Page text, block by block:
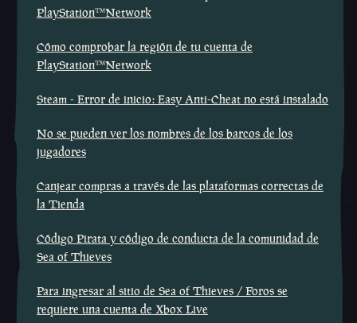
PlayStation™Network
Cómo comprobar la región de tu cuenta de
PlayStation™Network
Steam - Error de inicio: Easy Anti-Cheat no está instalado
No se pueden ver los nombres de los barcos de los
jugadores
Canjear compras a través de las plataformas correctas de
la Tienda
Código Pirata y código de conducta de la comunidad de
Sea of Thieves
Para ingresar al sitio de Sea of Thieves / Foros se
requiere una cuenta de Xbox Live